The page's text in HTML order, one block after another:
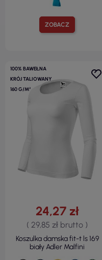
ZOBACZ
100% BAWEŁNA
KRÓJ TALIOWANY
160 G/M²
24,27 zł
( 29,85 zł brutto )
Koszulka damska fit-t ls 169
biały Adler Malfini